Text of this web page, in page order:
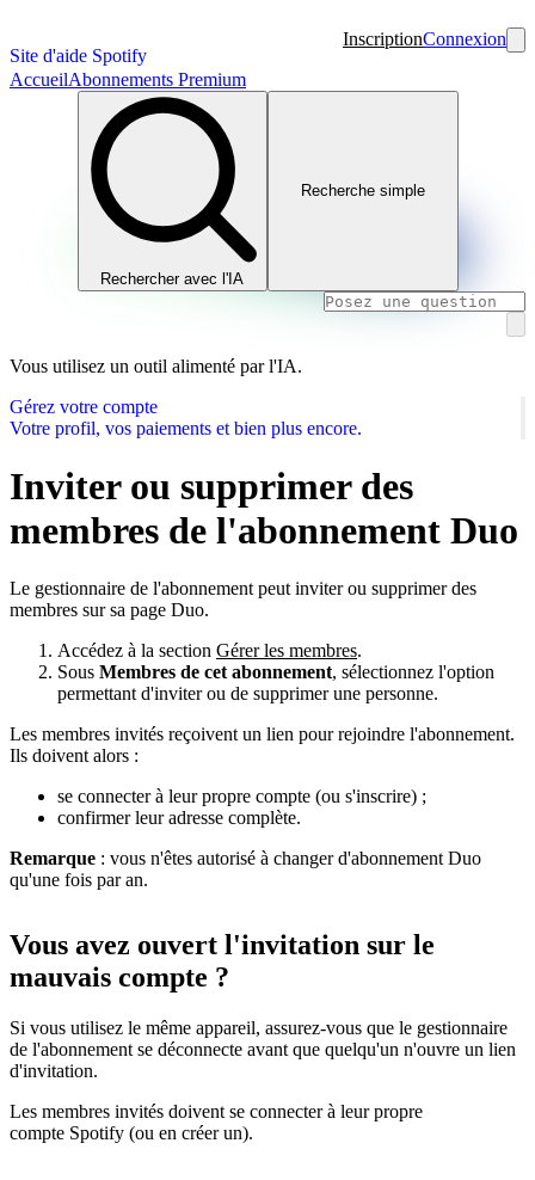
Site d'aide Spotify
InscriptionConnexion
AccueilAbonnements Premium
Rechercher avec l'IA
Recherche simple
Vous utilisez un outil alimenté par l'IA.
Gérez votre compte
Votre profil, vos paiements et bien plus encore.
Inviter ou supprimer des
membres de l'abonnement Duo
Le gestionnaire de l'abonnement peut inviter ou supprimer des
membres sur sa page Duo.
Accédez à la section Gérer les membres.
Sous Membres de cet abonnement, sélectionnez l'option
permettant d'inviter ou de supprimer une personne.
Les membres invités reçoivent un lien pour rejoindre l'abonnement.
Ils doivent alors :
se connecter à leur propre compte (ou s'inscrire) ;
confirmer leur adresse complète.
Remarque : vous n'êtes autorisé à changer d'abonnement Duo
qu'une fois par an.
Vous avez ouvert l'invitation sur le
mauvais compte ?
Si vous utilisez le même appareil, assurez-vous que le gestionnaire
de l'abonnement se déconnecte avant que quelqu'un n'ouvre un lien
d'invitation.
Les membres invités doivent se connecter à leur propre
compte Spotify (ou en créer un).